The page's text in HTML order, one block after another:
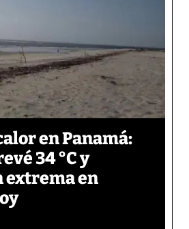
en Panamá:
34 °C y
extrema en